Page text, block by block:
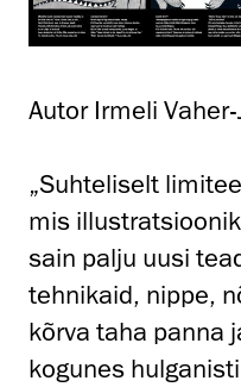
Autor Irmeli
„Suhteliselt
mis
sain palju uusi
tehnikaid, nippe,
kõrva taha panna
kogunes